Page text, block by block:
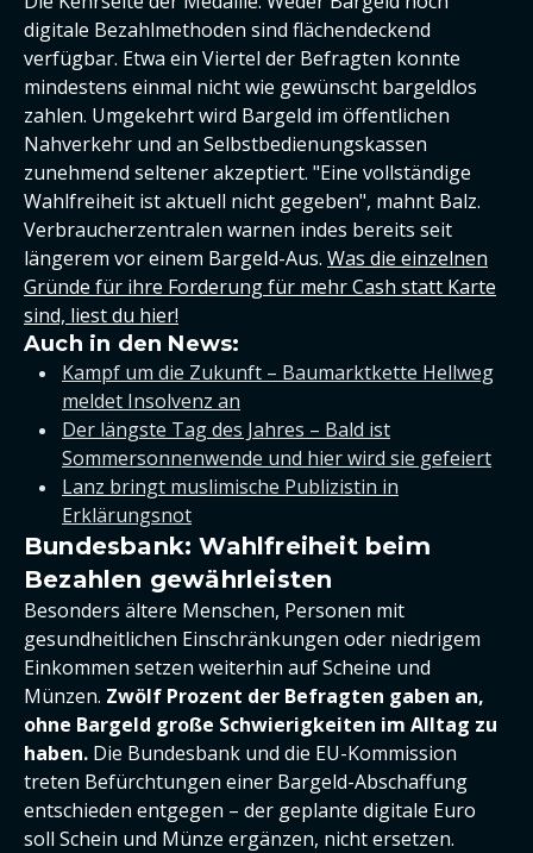
digitale Bezahlmethoden sind flächendeckend
verfügbar. Etwa ein Viertel der Befragten konnte
mindestens einmal nicht wie gewünscht bargeldlos
zahlen. Umgekehrt wird Bargeld im öffentlichen
Nahverkehr und an Selbstbedienungskassen
zunehmend seltener akzeptiert. "Eine vollständige
Wahlfreiheit ist aktuell nicht gegeben", mahnt Balz.
Verbraucherzentralen warnen indes bereits seit
längerem vor einem Bargeld-Aus. Was die einzelnen
Gründe für ihre Forderung für mehr Cash statt Karte
sind, liest du hier!
Auch in den News:
Kampf um die Zukunft – Baumarktkette Hellweg
meldet Insolvenz an
Der längste Tag des Jahres – Bald ist
Sommersonnenwende und hier wird sie gefeiert
Lanz bringt muslimische Publizistin in
Erklärungsnot
Bundesbank: Wahlfreiheit beim
Bezahlen gewährleisten
Besonders ältere Menschen, Personen mit
gesundheitlichen Einschränkungen oder niedrigem
Einkommen setzen weiterhin auf Scheine und
Münzen. Zwölf Prozent der Befragten gaben an,
ohne Bargeld große Schwierigkeiten im Alltag zu
haben. Die Bundesbank und die EU-Kommission
treten Befürchtungen einer Bargeld-Abschaffung
entschieden entgegen – der geplante digitale Euro
soll Schein und Münze ergänzen, nicht ersetzen.